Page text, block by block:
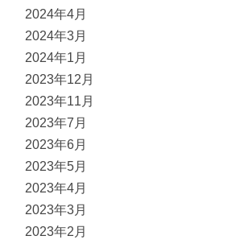
2024年4月
2024年3月
2024年1月
2023年12月
2023年11月
2023年7月
2023年6月
2023年5月
2023年4月
2023年3月
2023年2月